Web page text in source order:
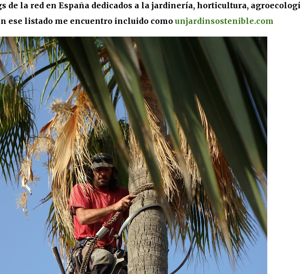
de la red en España dedicados a la jardinería, horticultura,
ese listado me encuentro incluido como unjardinsostenible.com